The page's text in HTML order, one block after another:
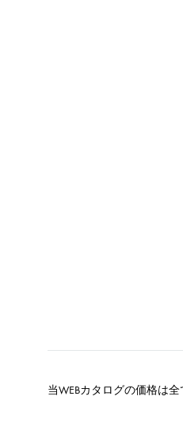
当WEBカタログの価格は